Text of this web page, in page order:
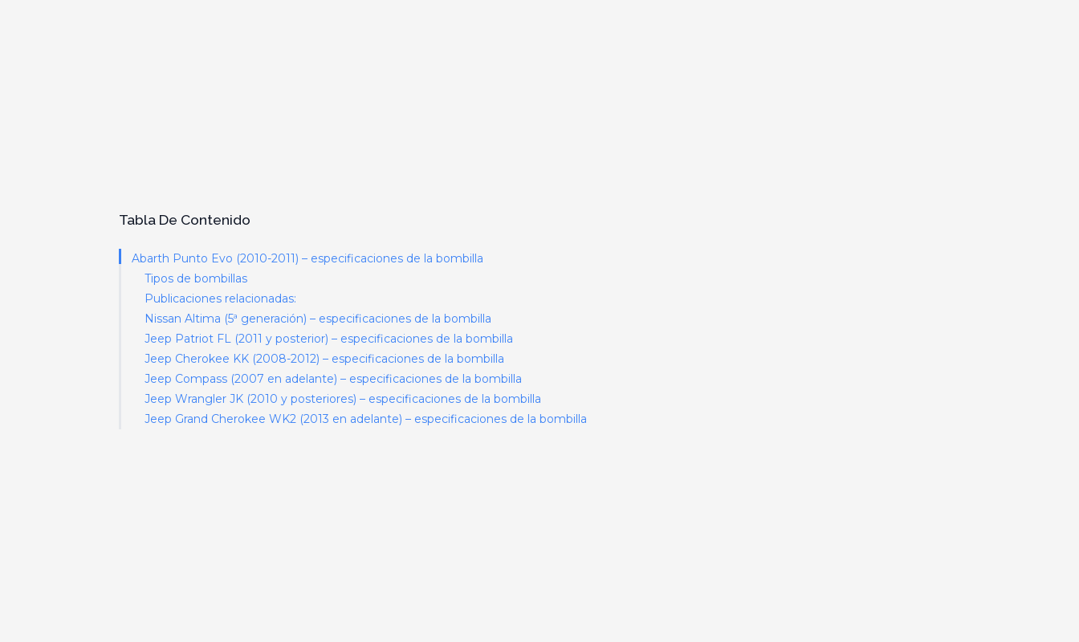
Tabla De Contenido
Abarth Punto Evo (2010-2011) – especificaciones de la bombilla
Tipos de bombillas
Publicaciones relacionadas:
Nissan Altima (5ª generación) – especificaciones de la bombilla
Jeep Patriot FL (2011 y posterior) – especificaciones de la bombilla
Jeep Cherokee KK (2008-2012) – especificaciones de la bombilla
Jeep Compass (2007 en adelante) – especificaciones de la bombilla
Jeep Wrangler JK (2010 y posteriores) – especificaciones de la bombilla
Jeep Grand Cherokee WK2 (2013 en adelante) – especificaciones de la bombilla